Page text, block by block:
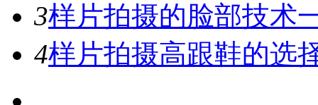
3样片拍摄的脸部技术
4样片拍摄高跟鞋的选